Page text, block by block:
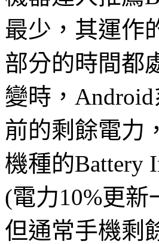
最少，其運作
部分的時間都
變時，
前的剩餘電力
機種的Battery
(電力10%更
但通常手機剩